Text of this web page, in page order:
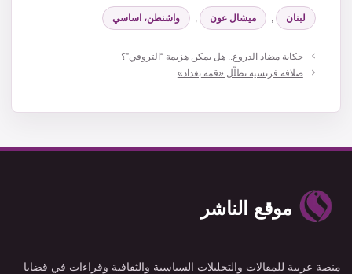
لبنان , ميشال عون , واشنطن، اساسي
حكاية مضاد الدروع.. هل يمكن هزيمة “التروفي”؟
صلافة فرنسية تظلّل «قمة بغداد»
موقع الناشر
منصة عربية للمقالات والتحليلات السياسية والثقافية وقراءات في قضايا